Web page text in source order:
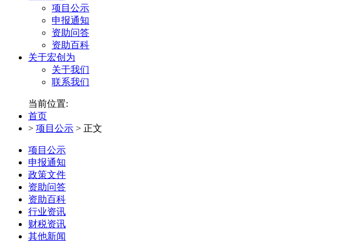
项目公示
申报通知
资助问答
资助百科
关于宏创为
关于我们
联系我们
当前位置:
首页
> 项目公示 > 正文
项目公示
申报通知
政策文件
资助问答
资助百科
行业资讯
财税资讯
其他新闻